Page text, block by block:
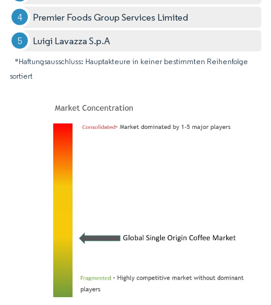
Premier Foods Group Services Limited
Luigi Lavazza S.p.A
*Haftungsausschluss: Hauptakteure in keiner bestimmten Reihenfolge
sortiert